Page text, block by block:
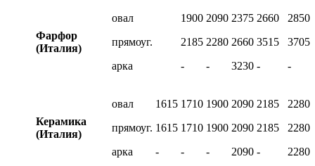
Фарфор
(Италия)
овал
прямоуг.
арка
1900
2185
-
2090
2280
-
2375
2660
3230
2660
3515
-
2850
3705
-
Керамика
(Италия)
овал
прямоуг.
арка
1615
1615
-
1710
1710
-
1900
1900
-
2090
2090
2090
2185
2185
-
2280
2280
2280